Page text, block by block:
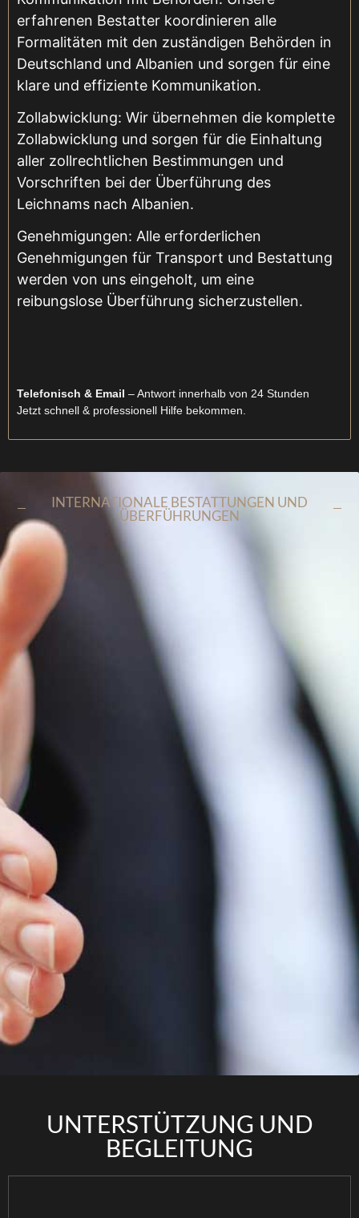
erfahrenen Bestatter koordinieren alle
Formalitäten mit den zuständigen Behörden in
Deutschland und Albanien und sorgen für eine
klare und effiziente Kommunikation.
Zollabwicklung: Wir übernehmen die komplette
Zollabwicklung und sorgen für die Einhaltung
aller zollrechtlichen Bestimmungen und
Vorschriften bei der Überführung des
Leichnams nach Albanien.
Genehmigungen: Alle erforderlichen
Genehmigungen für Transport und Bestattung
werden von uns eingeholt, um eine
reibungslose Überführung sicherzustellen.
Telefonisch & Email – Antwort innerhalb von 24 Stunden
Jetzt schnell & professionell Hilfe bekommen.
INTERNATIONALE BESTATTUNGEN UND
ÜBERFÜHRUNGEN
UNTERSTÜTZUNG UND
BEGLEITUNG